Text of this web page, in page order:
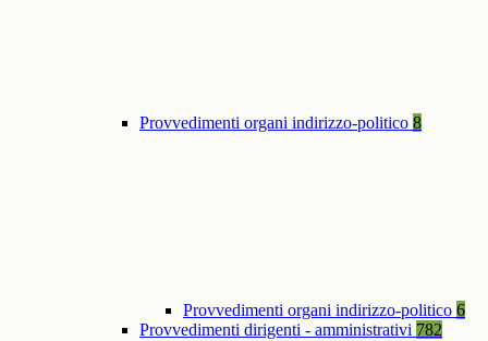
Provvedimenti organi indirizzo-politico 8
Provvedimenti organi indirizzo-politico 6
Provvedimenti dirigenti - amministrativi 782